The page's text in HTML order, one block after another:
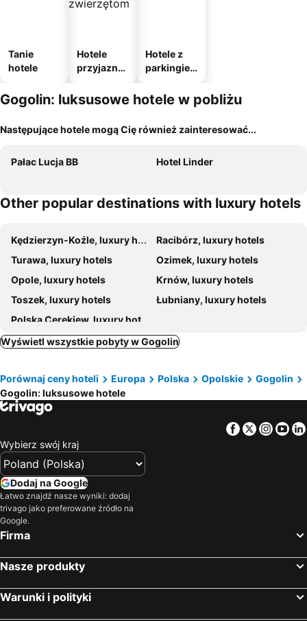
Tanie
hotele
Hotele
przyjazne
m
Hotele z
parkingie
Gogolin: luksusowe hotele w pobliżu
Następujące hotele mogą Cię również zainteresować...
Pałac Lucja BB Hotel Linder
Other popular destinations with luxury hotels
Kędzierzyn-Koźle, luxury hotels
Racibórz, luxury hotels
Turawa, luxury hotels
Ozimek, luxury hotels
Opole, luxury hotels
Krnów, luxury hotels
Toszek, luxury hotels
Łubniany, luxury hotels
Polska Cerekiew, luxury hotels
Wyświetl wszystkie pobyty w Gogolin
Porównaj ceny hoteli Europa Polska Opolskie
Gogolin
Gogolin: luksusowe hotele
Facebook
Twitter
Wybierz swój kraj
Dodaj na Google
Łatwo znajdź nasze wyniki: dodaj
trivago jako preferowane źródło na
Google.
Firma
Nasze produkty
Warunki i polityki